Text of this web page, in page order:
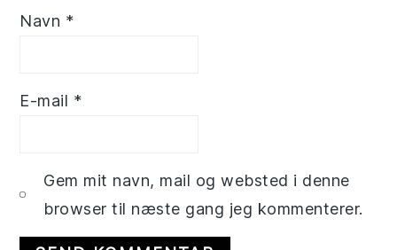
Navn *
E-mail *
Gem mit navn, mail og websted i denne
browser til næste gang jeg kommenterer.